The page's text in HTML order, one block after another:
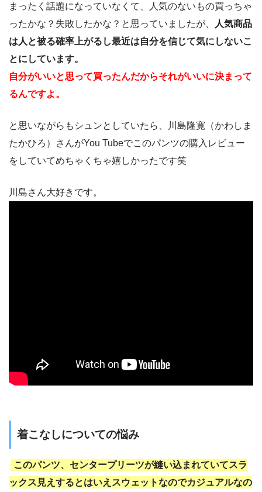
まったく話題になっていなくて、人気のないもの買っちゃ
ったかな？失敗したかな？と思っていましたが、
人気商品
は人と被る確率上がるし最近は自分を信じて気にしないこ
とにしています。
自分がいいと思って買ったんだからそれがいいに決まって
るんですよ。
と思いながらもシュンとしていたら、川島隆寛（かわしま
たかひろ）さんがYou Tubeでこのパンツの購入レビュー
をしていてめちゃくちゃ嬉しかったです笑
川島さん大好きです。
着こなしについての悩み
このパンツ、センタープリーツが縫い込まれていてスラ
ックス見えするとはいえスウェットなのでカジュアルなの